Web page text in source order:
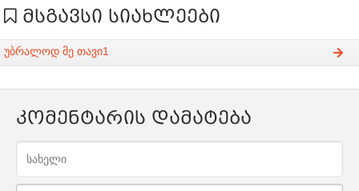
მსგავსი სიახლეები
უბრალოდ მე თავი1
კომენტარის დამატება